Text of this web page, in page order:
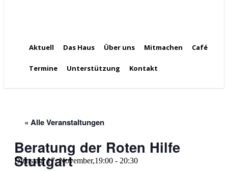
Aktuell Das Haus Über uns Mitmachen Café
Termine Unterstützung Kontakt
« Alle Veranstaltungen
Beratung der Roten Hilfe
Stuttgart
Dienstag, 17. November,19:00 - 20:30